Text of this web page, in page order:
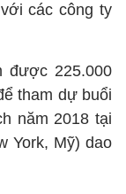
các công ty
được 225.000
tham dự buổi
năm 2018 tại
York, Mỹ) dao